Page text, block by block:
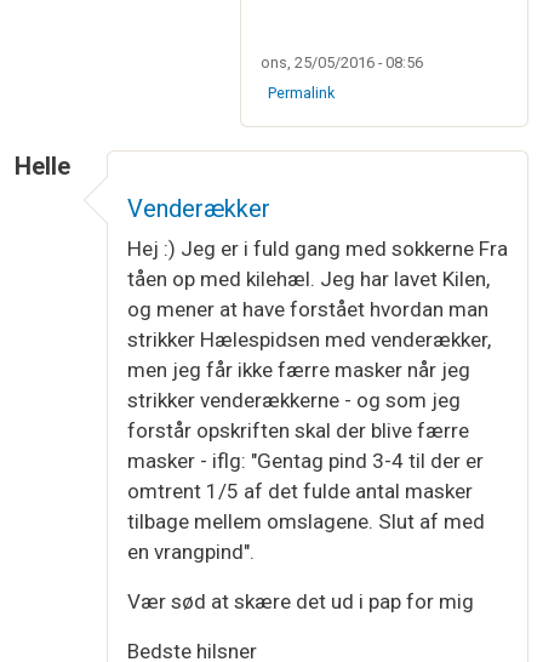
ons, 25/05/2016 - 08:56
Permalink
Helle
Venderækker
Hej :) Jeg er i fuld gang med sokkerne Fra
tåen op med kilehæl. Jeg har lavet Kilen,
og mener at have forstået hvordan man
strikker Hælespidsen med venderækker,
men jeg får ikke færre masker når jeg
strikker venderækkerne - og som jeg
forstår opskriften skal der blive færre
masker - iflg: "Gentag pind 3-4 til der er
omtrent 1/5 af det fulde antal masker
tilbage mellem omslagene. Slut af med
en vrangpind".
Vær sød at skære det ud i pap for mig
Bedste hilsner